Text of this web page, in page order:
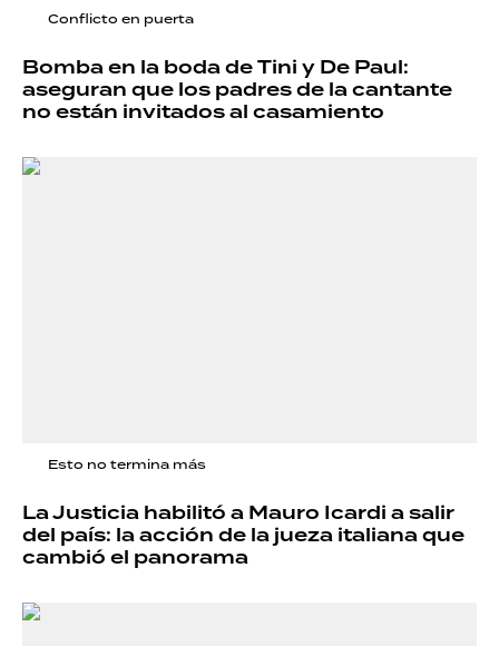
Conflicto en puerta
Bomba en la boda de Tini y De Paul:
aseguran que los padres de la cantante
no están invitados al casamiento
Esto no termina más
La Justicia habilitó a Mauro Icardi a salir
del país: la acción de la jueza italiana que
cambió el panorama